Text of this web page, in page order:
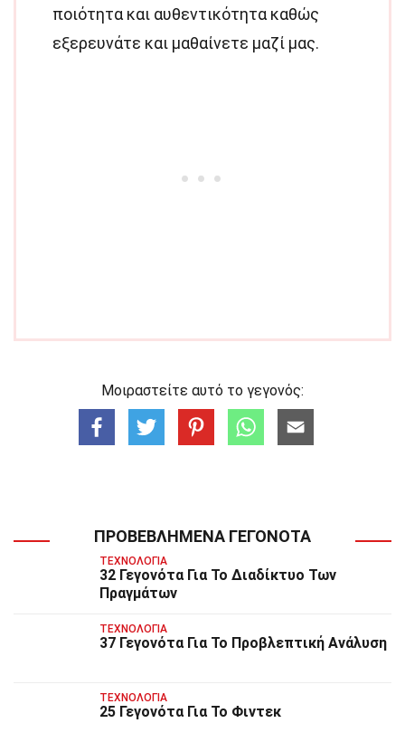
ποιότητα και αυθεντικότητα καθώς
εξερευνάτε και μαθαίνετε μαζί μας.
Μοιραστείτε αυτό το γεγονός:
ΠΡΟΒΕΒΛΗΜΈΝΑ ΓΕΓΟΝΌΤΑ
ΤΕΧΝΟΛΟΓΊΑ
32 Γεγονότα Για Το Διαδίκτυο Των
Πραγμάτων
ΤΕΧΝΟΛΟΓΊΑ
37 Γεγονότα Για Το Προβλεπτική Ανάλυση
ΤΕΧΝΟΛΟΓΊΑ
25 Γεγονότα Για Το Φιντεκ